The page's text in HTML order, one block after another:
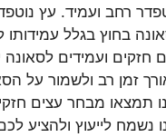
רחב ועמיד. עץ
בחוץ בגלל עמידותו
חזקים ועמידים לסאונה
זמן רב ולשמור על
תמצאו מבחר עצים
נשמח לייעוץ ולהציע